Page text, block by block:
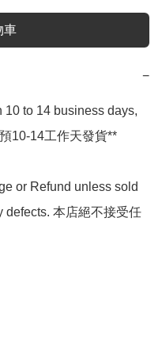
車
−
to 14 business days,
10-14工作天發貨**
or Refund unless sold
defects. 本店絕不接受任